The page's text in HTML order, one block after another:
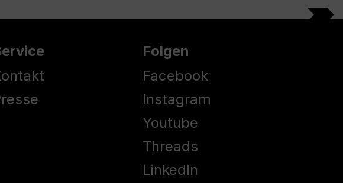
Folgen
Facebook
Instagram
Youtube
Threads
LinkedIn